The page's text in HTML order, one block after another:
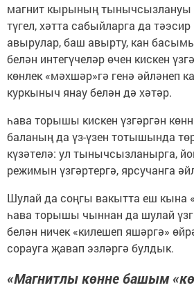
магнит кырының тынычсызлануы
түгел, хәтта сабыйларга да
авырулар, баш авырту, кан
белән интегүчеләр өчен кискен
көнлек «мәхшәр»гә генә әйләнеп
куркыныч янау белән дә хәтәр.
һава торышы кискен үзгәргән
баланың да үз-үзен тотышында
күзәтелә: ул тынычсызланырга,
режимын үзгәртергә, ярсучанга
Шулай да соңгы вакытта еш кына
һава торышы чыннан да шулай
белән ничек «килешеп яшәргә»
сорауга җавап эзләргә булдык.
«Магнитлы көнне башым